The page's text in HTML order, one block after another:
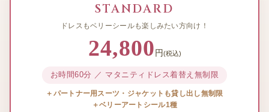
STANDARD
ドレスもベリーシールも楽しみたい方向け！
24,800円(税込)
お時間60分 ／ マタニティドレス着替え無制限
＋パートナー用スーツ・ジャケットも貸し出し無制限
＋ベリーアートシール1種